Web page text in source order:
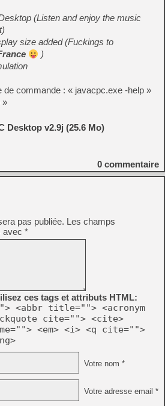
(Listen and enjoy the music
size added (Fuckings to
)
de commande : « javacpc.exe -help »
»
Desktop v2.9j (25.6 Mo)
0 commentaire
pas publiée. Les champs
avec *
ces tags et attributs HTML:
<abbr title=""> <acronym
cite=""> <cite>
<em> <i> <q cite="">
Votre nom *
Votre adresse email *